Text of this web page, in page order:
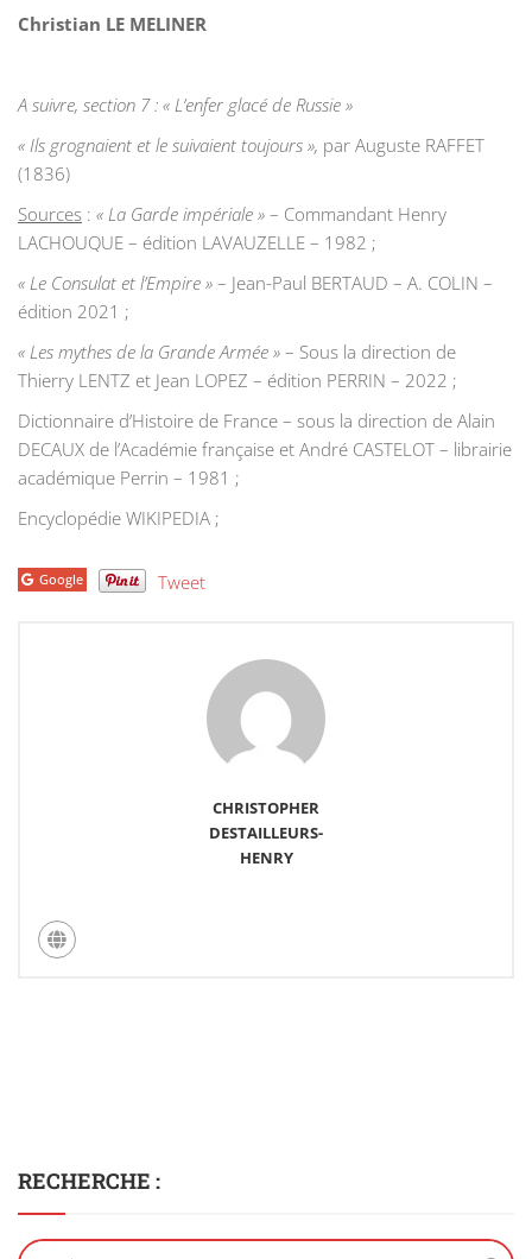
Christian LE MELINER
A suivre, section 7 : « L’enfer glacé de Russie »
« Ils grognaient et le suivaient toujours », par Auguste RAFFET
(1836)
Sources : « La Garde impériale » – Commandant Henry
LACHOUQUE – édition LAVAUZELLE – 1982 ;
« Le Consulat et l’Empire » – Jean-Paul BERTAUD – A. COLIN –
édition 2021 ;
« Les mythes de la Grande Armée » – Sous la direction de
Thierry LENTZ et Jean LOPEZ – édition PERRIN – 2022 ;
Dictionnaire d’Histoire de France – sous la direction de Alain
DECAUX de l’Académie française et André CASTELOT – librairie
académique Perrin – 1981 ;
Encyclopédie WIKIPEDIA ;
Google Tweet
CHRISTOPHER
DESTAILLEURS-
HENRY
RECHERCHE :